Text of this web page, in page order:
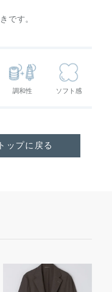
です。
調和性 ソフト感
ップに戻る